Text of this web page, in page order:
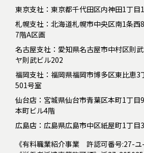
東京支社：東京都千代田区内神田1丁目
札幌支社：北海道札幌市中央区南1条西
7階A区画
名古屋支社：愛知県名古屋市中村区則
ヤ則武ビル202
福岡支社：福岡県福岡市博多区東比恵3
501号室
仙台店：宮城県仙台市青葉区本町1丁目
本町ビル4階
広島店：広島県広島市中区紙屋町1丁
《有料職業紹介事業 許認可番号:27-ユ